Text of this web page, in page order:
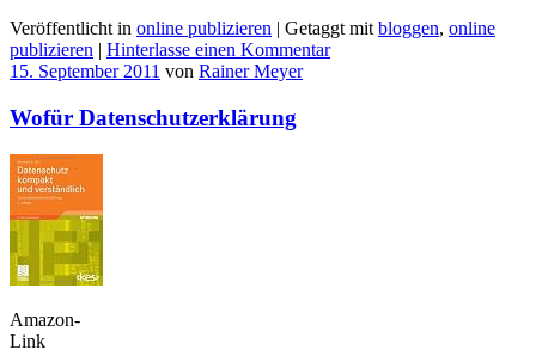
Veröffentlicht in online publizieren | Getaggt mit bloggen, online
publizieren | Hinterlasse einen Kommentar
15. September 2011 von Rainer Meyer
Wofür Datenschutzerklärung
Amazon-
Link